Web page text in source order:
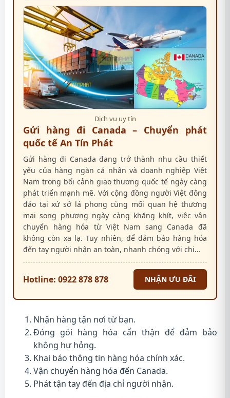
Dịch vụ uy tín
Gửi hàng đi Canada – Chuyển phát
quốc tế An Tín Phát
Gửi hàng đi Canada đang trở thành nhu cầu thiết
yếu của hàng ngàn cá nhân và doanh nghiệp Việt
Nam trong bối cảnh giao thương quốc tế ngày càng
phát triển mạnh mẽ. Với cộng đồng người Việt đông
đảo tại xứ sở lá phong cùng mối quan hệ thương
mại song phương ngày càng khăng khít, việc vận
chuyển hàng hóa từ Việt Nam sang Canada đã
không còn xa lạ. Tuy nhiên, để đảm bảo hàng hóa
đến tay người nhận an toàn, nhanh chóng với chi…
Hotline: 0922 878 878 NHẬN ƯU ĐÃI
Nhận hàng tận nơi từ bạn.
Đóng gói hàng hóa cẩn thận để đảm bảo
không hư hỏng.
Khai báo thông tin hàng hóa chính xác.
Vận chuyển hàng hóa đến Canada.
Phát tận tay đến địa chỉ người nhận.